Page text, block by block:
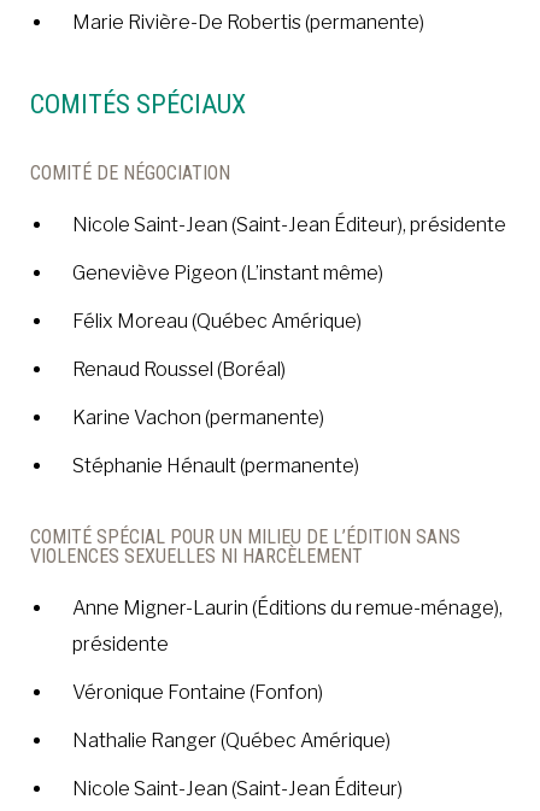
Marie Rivière-De Robertis (permanente)
COMITÉS SPÉCIAUX
COMITÉ DE NÉGOCIATION
Nicole Saint-Jean (Saint-Jean Éditeur), présidente
Geneviève Pigeon (L’instant même)
Félix Moreau (Québec Amérique)
Renaud Roussel (Boréal)
Karine Vachon (permanente)
Stéphanie Hénault (permanente)
COMITÉ SPÉCIAL POUR UN MILIEU DE L’ÉDITION SANS
VIOLENCES SEXUELLES NI HARCÈLEMENT
Anne Migner-Laurin (Éditions du remue-ménage),
présidente
Véronique Fontaine (Fonfon)
Nathalie Ranger (Québec Amérique)
Nicole Saint-Jean (Saint-Jean Éditeur)